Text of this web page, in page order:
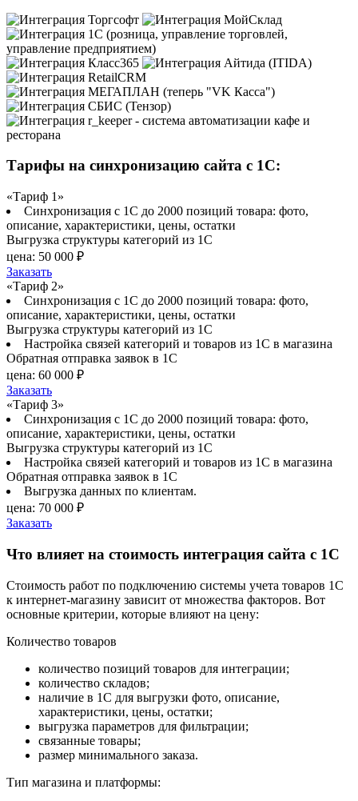
Тарифы на синхронизацию сайта с 1С:
«Тариф 1»
Синхронизация с 1С до 2000 позиций товара: фото,
описание, характеристики, цены, остатки
Выгрузка структуры категорий из 1С
цена: 50 000 ₽
Заказать
«Тариф 2»
Синхронизация с 1С до 2000 позиций товара: фото,
описание, характеристики, цены, остатки
Выгрузка структуры категорий из 1С
Настройка связей категорий и товаров из 1С в магазина
Обратная отправка заявок в 1С
цена: 60 000 ₽
Заказать
«Тариф 3»
Синхронизация с 1С до 2000 позиций товара: фото,
описание, характеристики, цены, остатки
Выгрузка структуры категорий из 1С
Настройка связей категорий и товаров из 1С в магазина
Обратная отправка заявок в 1С
Выгрузка данных по клиентам.
цена: 70 000 ₽
Заказать
Что влияет на стоимость интеграция сайта с 1С
Стоимость работ по подключению системы учета товаров 1С
к интернет-магазину зависит от множества факторов. Вот
основные критерии, которые влияют на цену:
Количество товаров
количество позиций товаров для интеграции;
количество складов;
наличие в 1С для выгрузки фото, описание,
характеристики, цены, остатки;
выгрузка параметров для фильтрации;
связанные товары;
размер минимального заказа.
Тип магазина и платформы: